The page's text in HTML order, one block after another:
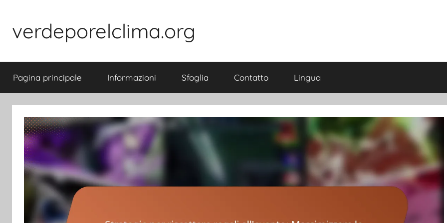
content
verdeporelclima.org
Pagina principale Informazioni Sfoglia Contatto Lingua